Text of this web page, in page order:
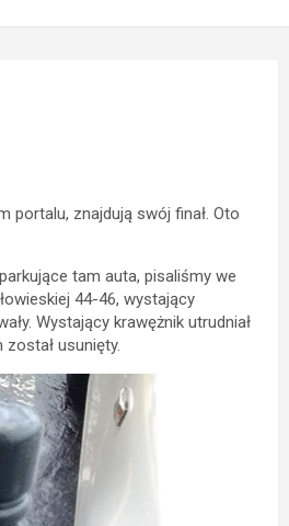
portalu, znajdują swój finał. Oto
tam auta, pisaliśmy we
44-46, wystający
Wystający krawężnik utrudniał
usunięty.